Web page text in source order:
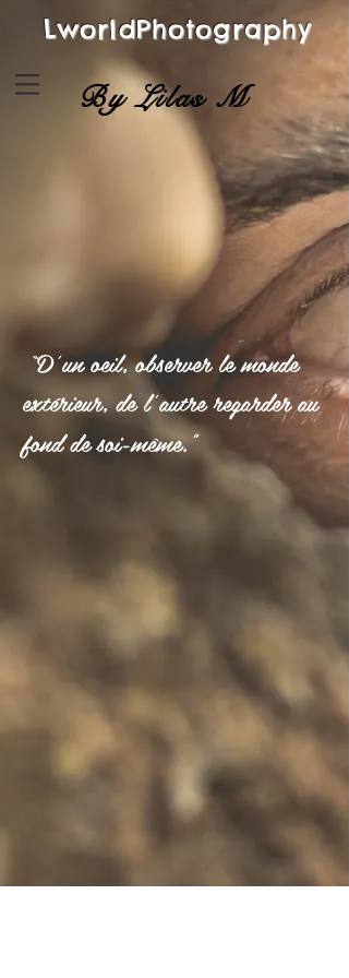
LworldPhotography
By Lilas M
“D’un oeil, observer le monde
extérieur, de l’autre regarder au
fond de soi-même.”